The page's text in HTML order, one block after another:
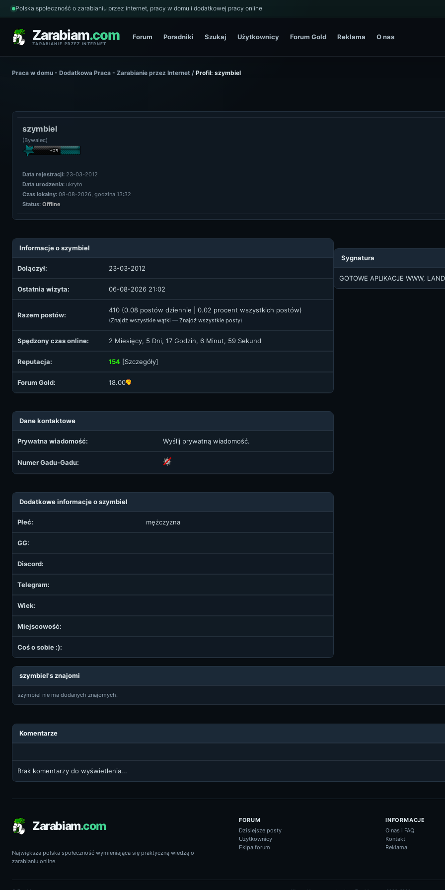
Polska społeczność o zarabianiu przez internet, pracy w domu i dodatkowej pracy online
Zarabiam.com
ZARABIANIE PRZEZ INTERNET
Forum Poradniki Szukaj Użytkownicy Forum Gold Reklama O nas
Praca w domu - Dodatkowa Praca - Zarabianie przez Internet / Profil: szymbiel
szymbiel
(Bywalec)
Data rejestracji: 23-03-2012
Data urodzenia: ukryto
Czas lokalny: 08-08-2026, godzina 13:32
Status: Offline
Informacje o szymbiel
Dołączył: 23-03-2012
Ostatnia wizyta: 06-08-2026 21:02
Razem postów:
410 (0.08 postów dziennie | 0.02 procent wszystkich postów)
(Znajdź wszystkie wątki — Znajdź wszystkie posty)
Spędzony czas online: 2 Miesięcy, 5 Dni, 17 Godzin, 6 Minut, 59 Sekund
Reputacja: 154 [Szczegóły]
Forum Gold: 18.00
Dane kontaktowe
Prywatna wiadomość: Wyślij prywatną wiadomość.
Numer Gadu-Gadu:
Dodatkowe informacje o szymbiel
Płeć: mężczyzna
GG:
Discord:
Telegram:
Wiek:
Miejscowość:
Coś o sobie :):
Sygnatura
GOTOWE APLIKACJE WWW,
szymbiel's znajomi
szymbiel nie ma dodanych znajomych.
Komentarze
Brak komentarzy do wyświetlenia...
Zarabiam.com
Największa polska społeczność wymieniająca się praktyczną wiedzą o
zarabianiu online.
FORUM
Dzisiejsze posty
Użytkownicy
Ekipa forum
INFORMACJE
O nas i FAQ
Kontakt
Reklama